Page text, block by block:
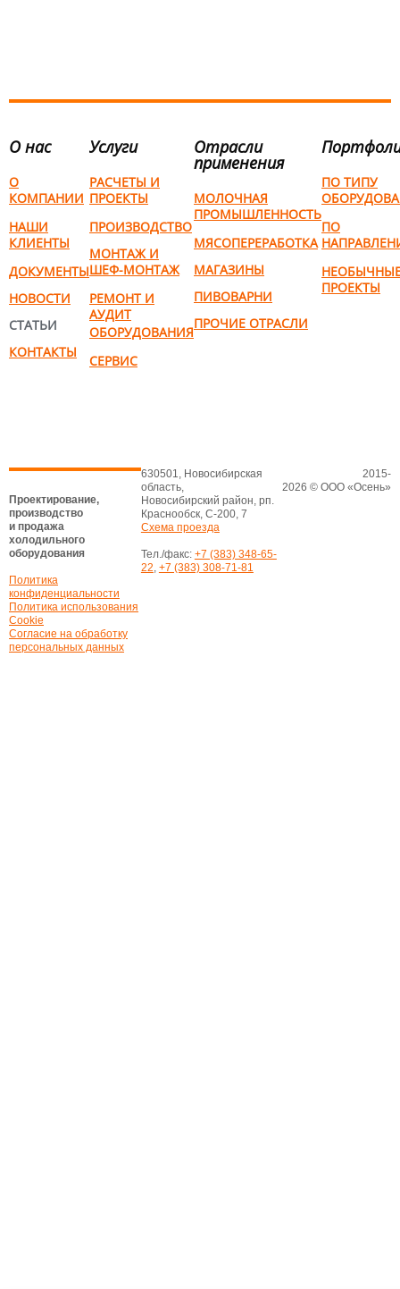
О нас
О
КОМПАНИИ
НАШИ
КЛИЕНТЫ
ДОКУМЕНТЫ
НОВОСТИ
СТАТЬИ
КОНТАКТЫ
Услуги
РАСЧЕТЫ И
ПРОЕКТЫ
ПРОИЗВОДСТВО
МОНТАЖ И
ШЕФ-МОНТАЖ
РЕМОНТ И
АУДИТ
ОБОРУДОВАНИЯ
СЕРВИС
Отрасли
применения
МОЛОЧНАЯ
ПРОМЫШЛЕННОСТЬ
МЯСОПЕРЕРАБОТКА
МАГАЗИНЫ
ПИВОВАРНИ
ПРОЧИЕ ОТРАСЛИ
ПО ТИПУ
ПО
ПРОЕКТЫ
Проектирование,
производство
и продажа
холодильного
оборудования
Политика
конфиденциальности
Политика использования
Cookie
Согласие на обработку
персональных данных
630501, Новосибирская
область,
Новосибирский район, рп.
Краснообск, С-200, 7
Схема проезда
Тел./факс: +7 (383) 348-65-
22, +7 (383) 308-71-81
2015-
2026 © ООО «Осень»